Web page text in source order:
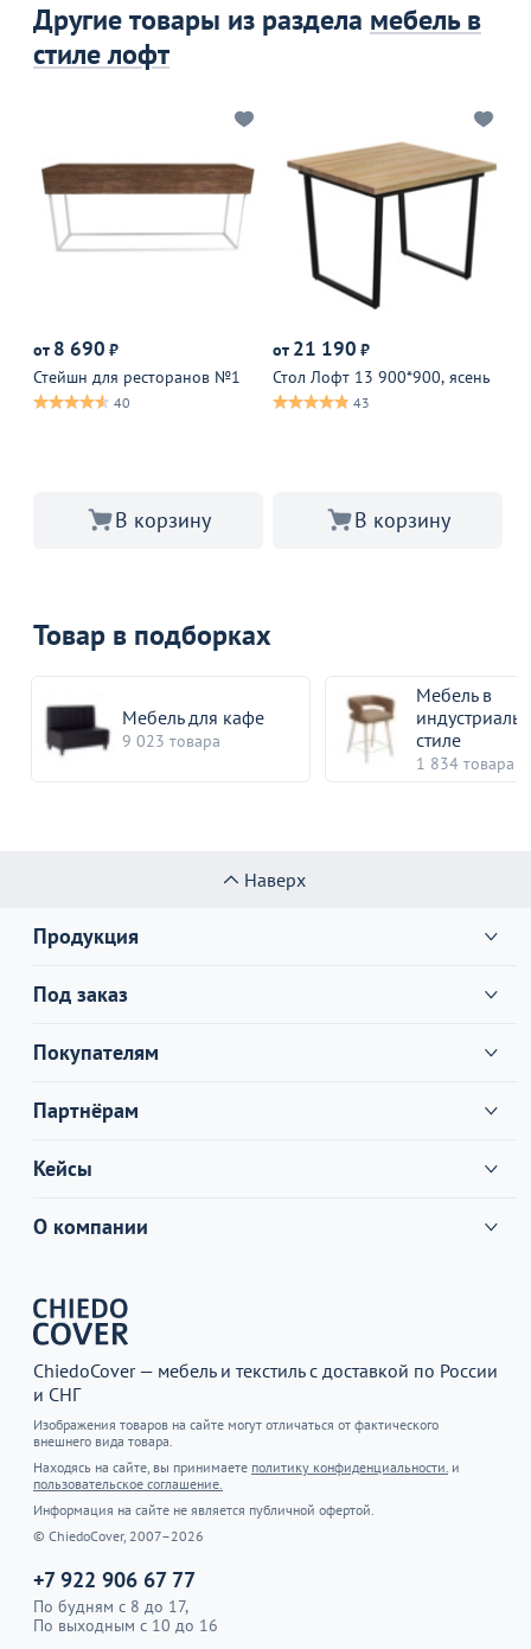
Другие товары из раздела мебель в
стиле лофт
от 8 690 ₽
Стейшн для ресторанов №1
40
В корзину
от 21 190 ₽
Стол Лофт 13 900*900, ясень
43
В корзину
Товар в подборках
Мебель для кафе
9 023 товара
Мебель в
стиле
1 834 товара
Наверх
Продукция
Под заказ
Покупателям
Партнёрам
Кейсы
О компании
ChiedoCover — мебель и текстиль с доставкой по России
и СНГ
Изображения товаров на сайте могут отличаться от фактического
внешнего вида товара.
Находясь на сайте, вы принимаете политику конфиденциальности. и
пользовательское соглашение.
Информация на сайте не является публичной офертой.
© ChiedoCover, 2007–2026
+7 922 906 67 77
По будням с 8 до 17,
По выходным с 10 до 16